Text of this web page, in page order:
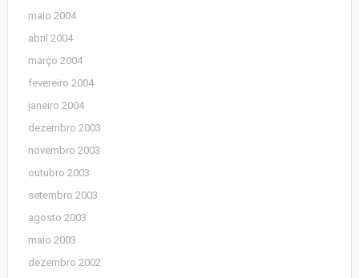
maio 2004
abril 2004
março 2004
fevereiro 2004
janeiro 2004
dezembro 2003
novembro 2003
outubro 2003
setembro 2003
agosto 2003
maio 2003
dezembro 2002